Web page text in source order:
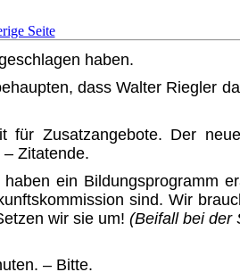
Seite
haben.
dass Walter Riegler
Zusatzangebote. Der
Zitatende.
ein Bildungsprogramm
sind. Wir
wir sie um! (Beifall bei der
– Bitte.